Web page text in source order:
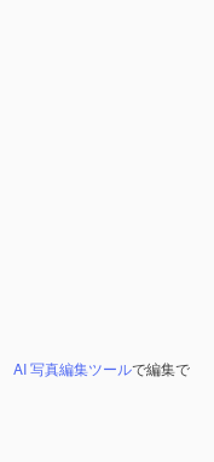
AI 写真編集ツールで編集で